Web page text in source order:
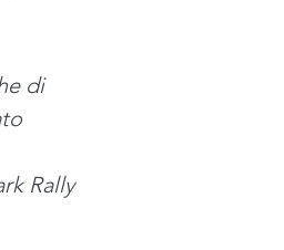
di
Rally